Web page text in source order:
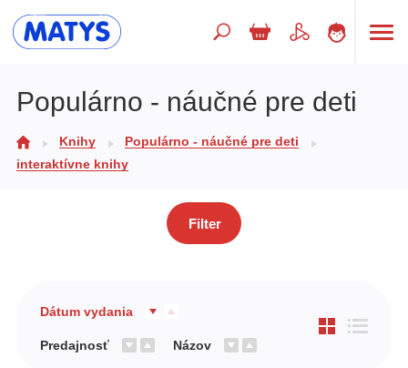
Beletria pre deti
Predškoláci
Výchova a pedagogika
Populárno - náučné pre deti
Knihy
Populárno - náučné pre deti
interaktívne knihy
Filter
Dátum vydania
Predajnosť Názov